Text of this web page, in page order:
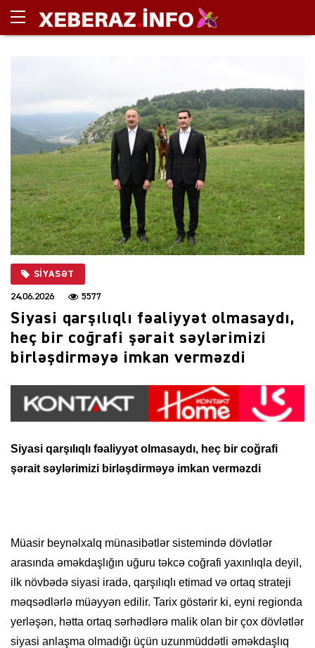
SIYASƏT
24.06.2026 5577
Siyasi qarşılıqlı fəaliyyət olmasaydı,
heç bir coğrafi şərait səylərimizi
birləşdirməyə imkan verməzdi
Siyasi qarşılıqlı fəaliyyət olmasaydı, heç bir coğrafi
şərait səylərimizi birləşdirməyə imkan verməzdi
Müasir beynəlxalq münasibətlər sistemində dövlətlər
arasında əməkdaşlığın uğuru təkcə coğrafi yaxınlıqla deyil,
ilk növbədə siyasi iradə, qarşılıqlı etimad və ortaq strateji
məqsədlərlə müəyyən edilir. Tarix göstərir ki, eyni regionda
yerləşən, hətta ortaq sərhədlərə malik olan bir çox dövlətlər
siyasi anlaşma olmadığı üçün uzunmüddətli əməkdaşlıq